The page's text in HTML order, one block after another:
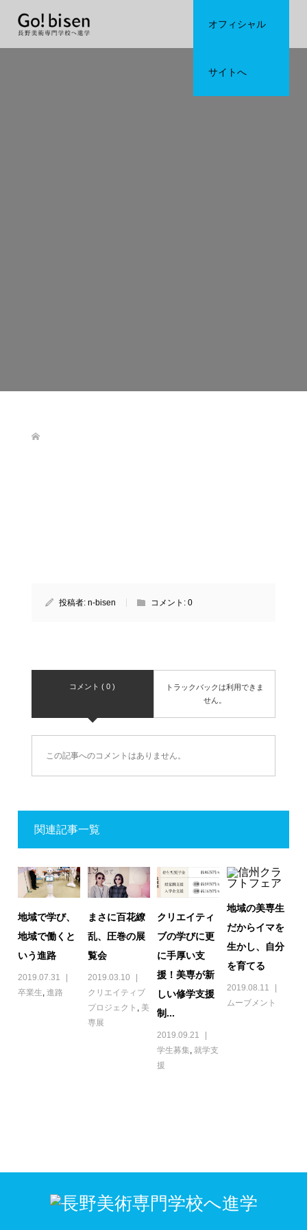
オフィシャル
サイトへ
投稿者: n-bisen コメント: 0
コメント ( 0 )
トラックバックは利用できま
せん。
この記事へのコメントはありません。
関連記事一覧
地域で学び、
地域で働くと
いう進路
2019.07.31
卒業生,進路
まさに百花繚
乱、圧巻の展
覧会
2019.03.10
クリエイティブ
プロジェクト , 美
専展
クリエイティ
ブの学びに更
に手厚い支
援！美専が新
しい修学支援
制...
2019.09.21
学生募集,就学支
援
地域の美専生
だからイマを
生かし、自分
を育てる
2019.08.11
ムーブメント